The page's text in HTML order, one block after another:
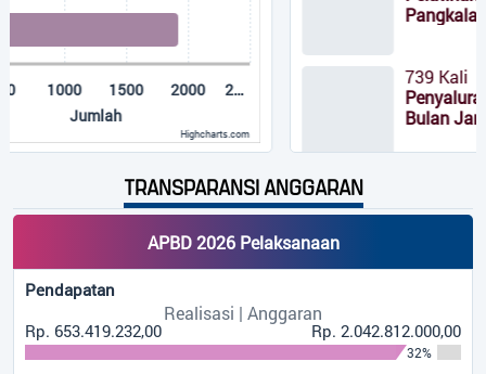
2000 2…
Penyaluran BLT-DD Desa
Bulan Januari 2021...
590 Kali
Kegiatan Kader Pokja IV
Durin...
DIKLAT TERPADU DASAR Ke
Gerakan Pemuda Ansor...
TRANSPARANSI ANGGARAN
APBD 2026 Pelaksanaan
Pendapatan
Realisasi | Anggaran
Rp. 653.419.232,00 Rp. 2.042.812.000,00
32%